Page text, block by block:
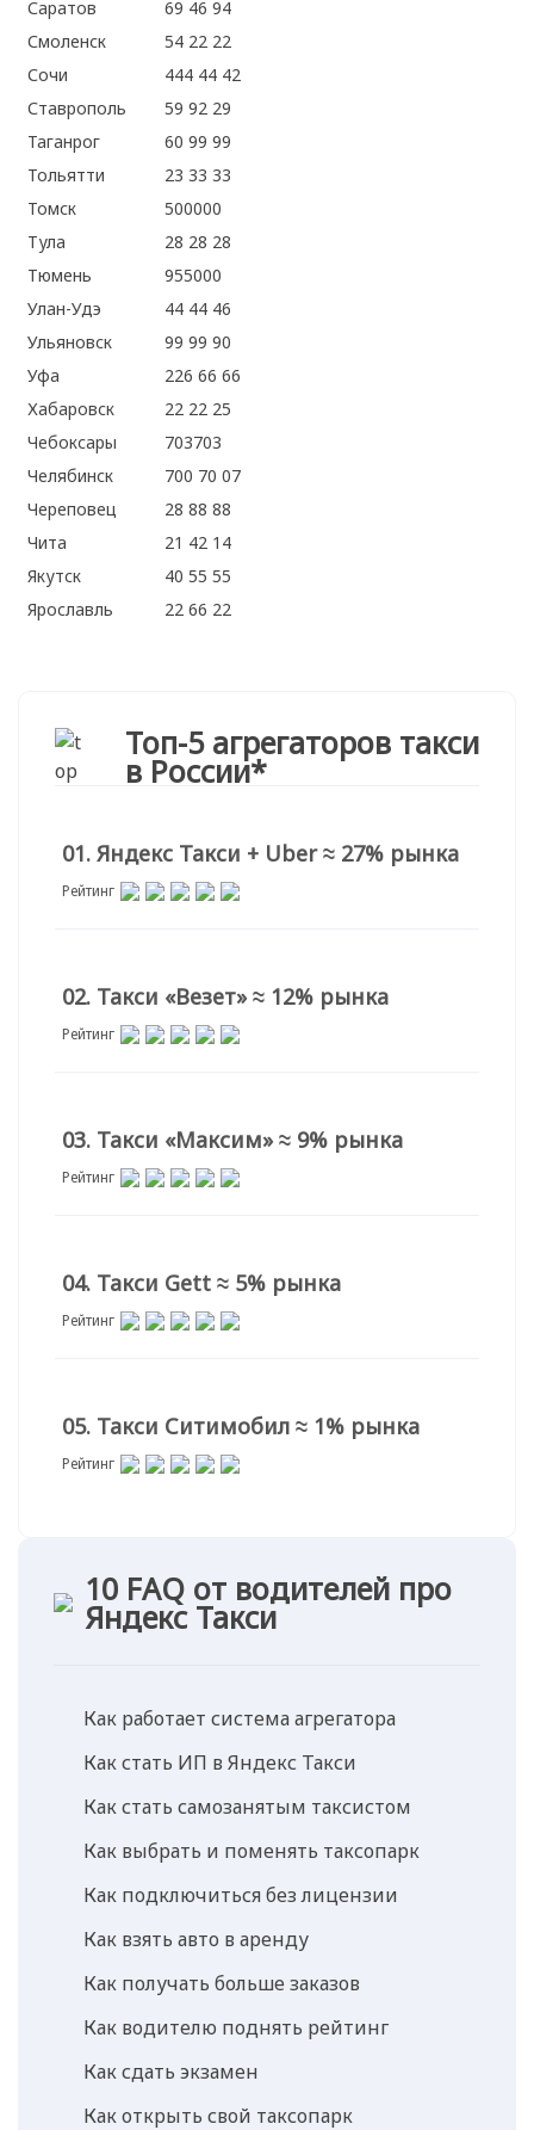
Саратов
69 46 94
Смоленск
54 22 22
Сочи
444 44 42
Ставрополь
59 92 29
Таганрог
60 99 99
Тольятти
23 33 33
Томск
500000
Тула
28 28 28
Тюмень
955000
Улан-Удэ
44 44 46
Ульяновск
99 99 90
Уфа
226 66 66
Хабаровск
22 22 25
Чебоксары
703703
Челябинск
700 70 07
Череповец
28 88 88
Чита
21 42 14
Якутск
40 55 55
Ярославль
22 66 22
Топ-5 агрегаторов такси
в России*
01. Яндекс Такси + Uber ≈ 27% рынка
Рейтинг
02. Такси «Везет» ≈ 12% рынка
Рейтинг
03. Такси «Максим» ≈ 9% рынка
Рейтинг
04. Такси Gett ≈ 5% рынка
Рейтинг
05. Такси Ситимобил ≈ 1% рынка
Рейтинг
10 FAQ от водителей про
Яндекс Такси
Как работает система агрегатора
Как стать ИП в Яндекс Такси
Как стать самозанятым таксистом
Как выбрать и поменять таксопарк
Как подключиться без лицензии
Как взять авто в аренду
Как получать больше заказов
Как водителю поднять рейтинг
Как сдать экзамен
Как открыть свой таксопарк